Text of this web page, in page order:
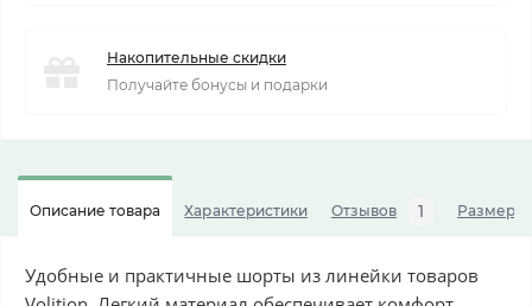
Накопительные скидки
Получайте бонусы и подарки
Описание товара Характеристики Отзывов 1
Удобные и практичные шорты из линейки товаров